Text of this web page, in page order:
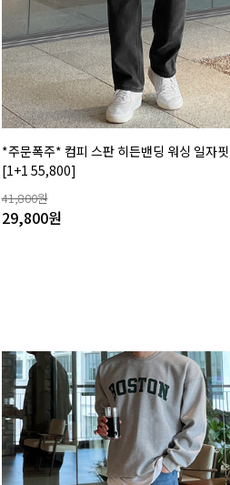
*주문폭주* 컴피 스판 히든밴딩 워싱 일자
[1+1 55,800]
41,800원
29,800원